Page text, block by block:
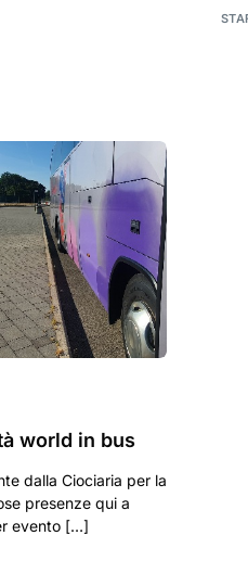
world in bus
dalla Ciociaria per la
presenze qui a
evento […]